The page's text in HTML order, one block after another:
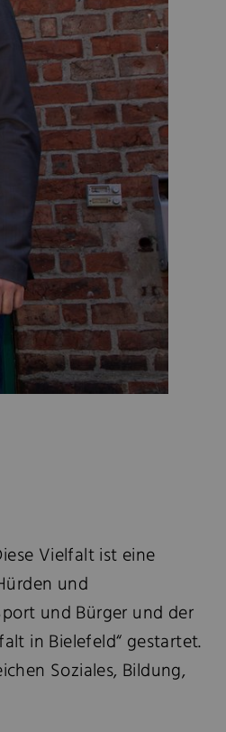
Vielfalt ist eine
und
und Bürger und der
in Bielefeld“ gestartet.
Soziales, Bildung,